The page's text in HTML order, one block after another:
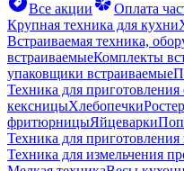
Все акции
Оплата
Крупная техника для кухни
Встраиваемая техника,
встраиваемыеКомплекты
упаковщики встраиваемые
Техника для приготовления
кексницыХлебопечки
фритюрницыЯйцеварки
Техника для приготовления
Техника для измельчения